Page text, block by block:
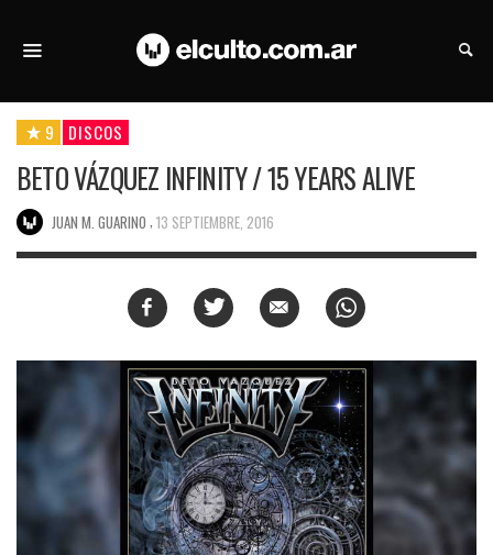
9 DISCOS
BETO VÁZQUEZ INFINITY / 15 YEARS ALIVE
JUAN M. GUARINO 13 SEPTIEMBRE, 2016